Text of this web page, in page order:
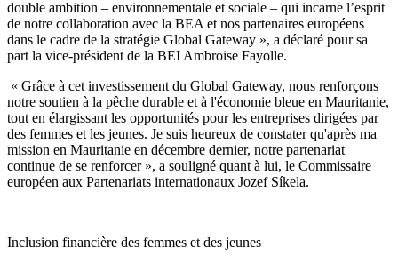
double ambition – environnementale et sociale – qui incarne l’esprit
de notre collaboration avec la BEA et nos partenaires européens
dans le cadre de la stratégie Global Gateway », a déclaré pour sa
part la vice-président de la BEI Ambroise Fayolle.
« Grâce à cet investissement du Global Gateway, nous renforçons
notre soutien à la pêche durable et à l'économie bleue en Mauritanie,
tout en élargissant les opportunités pour les entreprises dirigées par
des femmes et les jeunes. Je suis heureux de constater qu'après ma
mission en Mauritanie en décembre dernier, notre partenariat
continue de se renforcer », a souligné quant à lui, le Commissaire
européen aux Partenariats internationaux Jozef Síkela.
Inclusion financière des femmes et des jeunes